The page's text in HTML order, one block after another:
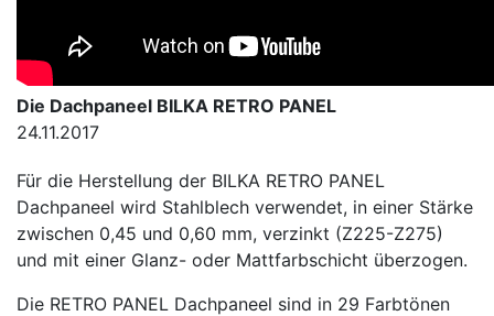
Die Dachpaneel BILKA RETRO PANEL
24.11.2017
Für die Herstellung der BILKA RETRO PANEL
Dachpaneel wird Stahlblech verwendet, in einer Stärke
zwischen 0,45 und 0,60 mm, verzinkt (Z225-Z275)
und mit einer Glanz- oder Mattfarbschicht überzogen.
Die RETRO PANEL Dachpaneel sind in 29 Farbtönen